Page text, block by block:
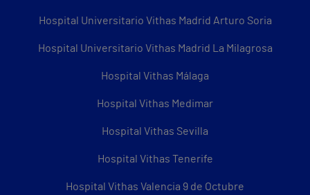
Hospital Universitario Vithas Madrid Arturo Soria
Hospital Universitario Vithas Madrid La Milagrosa
Hospital Vithas Málaga
Hospital Vithas Medimar
Hospital Vithas Sevilla
Hospital Vithas Tenerife
Hospital Vithas Valencia 9 de Octubre